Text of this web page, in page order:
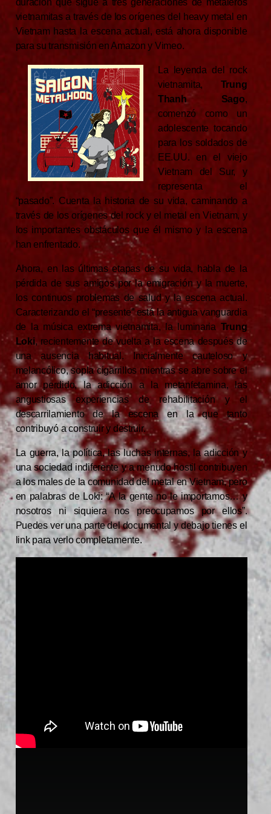
duración que sigue a tres generaciones de metaleros
vietnamitas a través de los orígenes del heavy metal en
Vietnam hasta la escena actual, está ahora disponible
para su transmisión en Amazon y Vimeo.
La leyenda del rock
vietnamita, Trung
Thanh Sago,
comenzó como un
adolescente tocando
para los soldados de
EE.UU. en el viejo
Vietnam del Sur, y
representa el
“pasado”. Cuenta la historia de su vida, caminando a
través de los orígenes del rock y el metal en Vietnam, y
los importantes obstáculos que él mismo y la escena
han enfrentado.
Ahora, en las últimas etapas de su vida, habla de la
pérdida de sus amigos por la emigración y la muerte,
los continuos problemas de salud y la escena actual.
Caracterizando el “presente” está la antigua vanguardia
de la música extrema vietnamita, la luminaria Trung
Loki, recientemente de vuelta a la escena después de
una ausencia habitual. Inicialmente cauteloso y
melancólico, sopla cigarrillos mientras se abre sobre el
amor perdido, la adicción a la metanfetamina, las
angustiosas experiencias de rehabilitación y el
descarrilamiento de la escena en la que tanto
contribuyó a construir y destruir.
La guerra, la política, las luchas internas, la adicción y
una sociedad indiferente y a menudo hostil contribuyen
a los males de la comunidad del metal en Vietnam, pero
en palabras de Loki: “A la gente no le importamos… y
nosotros ni siquiera nos preocupamos por ellos”.
Puedes ver una parte del documental y debajo tienes el
link para verlo completamente.